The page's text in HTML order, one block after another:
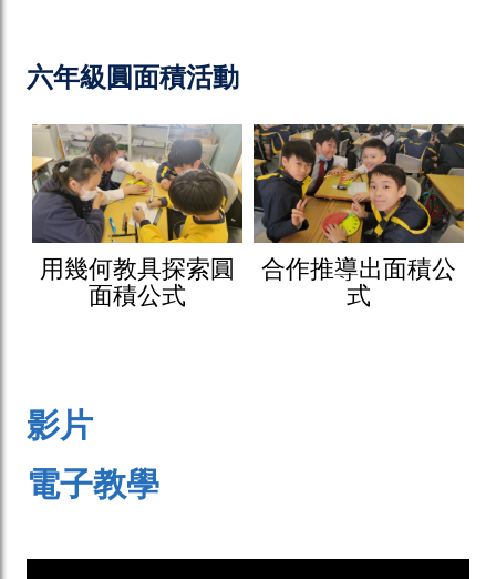
六年級圓面積活動
用幾何教具探索圓
面積公式
合作推導出面積公
式
影片
電子教學